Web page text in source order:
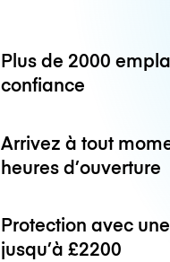
Plus de 2000
confiance
Arrivez à tout
heures d’ouverture
Protection avec
jusqu’à£2200